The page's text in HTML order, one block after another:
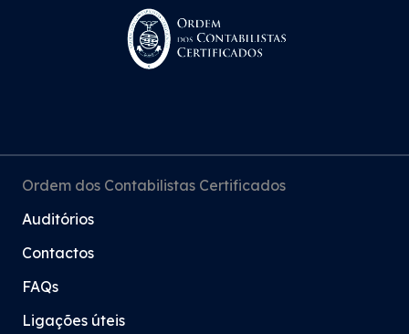
Ordem dos Contabilistas Certificados
Auditórios
Contactos
FAQs
Ligações úteis